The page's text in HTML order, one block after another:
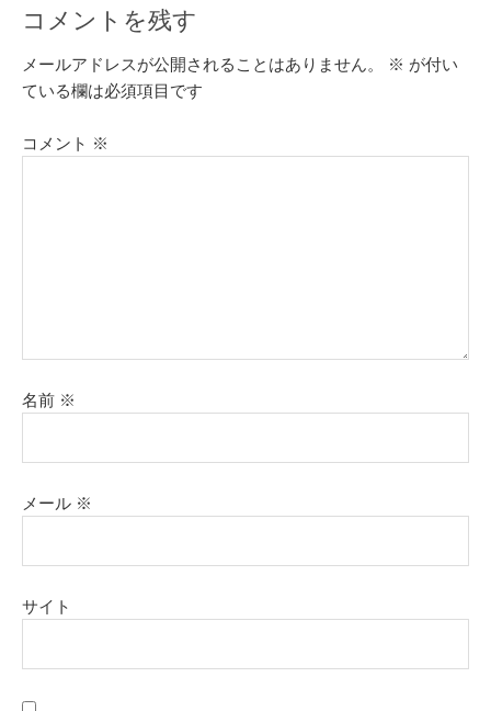
コメントを残す
メールアドレスが公開されることはありません。 ※ が付い
ている欄は必須項目です
コメント ※
名前 ※
メール ※
サイト